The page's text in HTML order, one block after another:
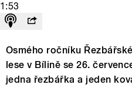
1:53
Osmého ročníku
lese v Bílině se 26.
jedna řezbářka a jeden